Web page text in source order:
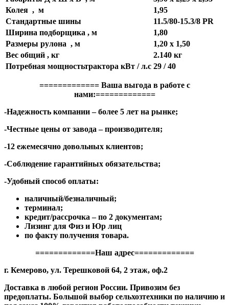
Колея , м
1,95
Стандартные шины
11.5/80-15.3/8 PR
Ширина подборщика , м
1,80
Размеры рулона , м
1,20 x 1,50
Вес общий , кг
2.140 кг
Потребная мощностьтрактора кВт / л.с 29 / 40
============= Ваша выгода в работе с
нами:=============
-Надежность компании – более 5 лет на рынке;
-Честные цены от завода – производителя;
-12 ежемесячно довольных клиентов;
-Соблюдение гарантийных обязательства;
-Удобный способ оплаты:
наличный/безналичный;
терминал;
кредит/рассрочка – по 2 документам;
Лизинг для Физ и Юр лиц
по факту получения товара.
=============Наш адрес=============
г. Кемерово, ул. Терешковой 64, 2 этаж, оф.2
Доставка в любой регион России. Привозим без
предоплаты. Большой выбор сельхозтехники по наличию и